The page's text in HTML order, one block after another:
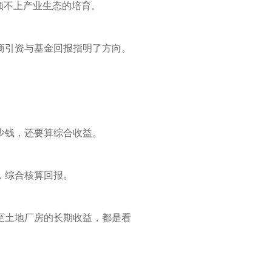
上产业生态的培育。
资与基金回报指明了方向。
，还要算综合收益。
合核算回报。
土地厂房的长期收益，都是看